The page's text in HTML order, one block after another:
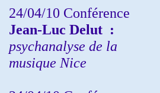
24/04/10 Conférence
Jean-Luc Delut :
psychanalyse de la
musique Nice